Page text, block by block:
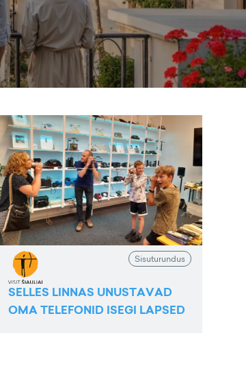
Sisuturundus
SELLES LINNAS UNUSTAVAD
OMA TELEFONID ISEGI LAPSED